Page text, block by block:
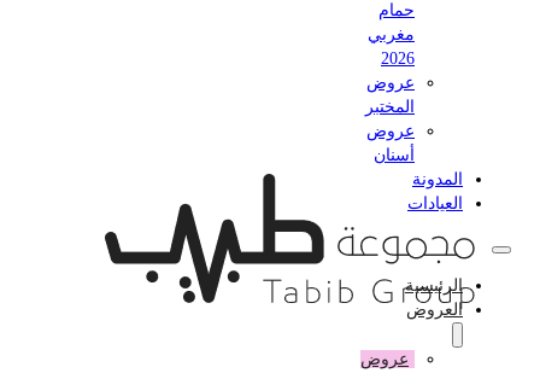
حمام
مغربي
عروض
المختبر
عروض
أسنان
المدونة
العيادات
الرئيسية
العروض
عروض